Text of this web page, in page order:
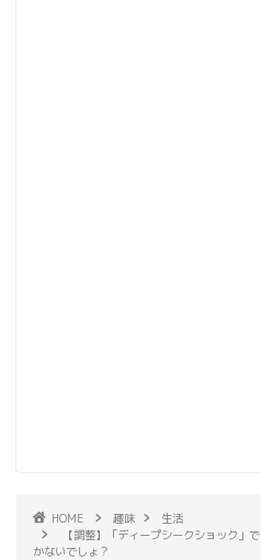
HOME 趣味
生活
【調整】「ディープシークショック」
かないでしょ？